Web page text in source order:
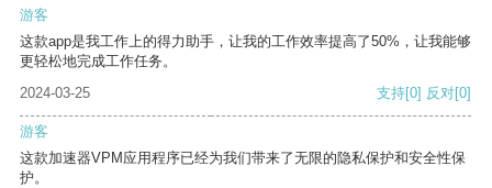
游客
这款app是我工作上的得力助手，让我的工作效率提高了50%，让我能够
更轻松地完成工作任务。
2024-03-25
支持[0] 反对[0]
游客
这款加速器VPM应用程序已经为我们带来了无限的隐私保护和安全性保
护。